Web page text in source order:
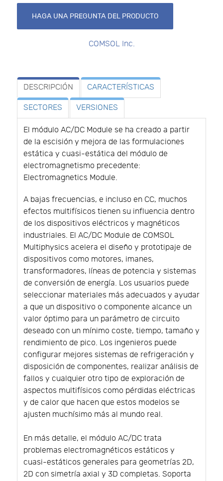
HAGA UNA PREGUNTA DEL PRODUCTO
COMSOL Inc.
DESCRIPCIÓN CARACTERÍSTICAS
SECTORES VERSIONES
El módulo AC/DC Module se ha creado a partir
de la escisión y mejora de las formulaciones
estática y cuasi-estática del módulo de
electromagnetismo precedente:
Electromagnetics Module.
A bajas frecuencias, e incluso en CC, muchos
efectos multifísicos tienen su influencia dentro
de los dispositivos eléctricos y magnéticos
industriales. El AC/DC Module de COMSOL
Multiphysics acelera el diseño y prototipaje de
dispositivos como motores, imanes,
transformadores, líneas de potencia y sistemas
de conversión de energía. Los usuarios puede
seleccionar materiales más adecuados y ayudar
a que un dispositivo o componente alcance un
valor óptimo para un parámetro de circuito
deseado con un mínimo coste, tiempo, tamaño y
rendimiento de pico. Los ingenieros puede
configurar mejores sistemas de refrigeración y
disposición de componentes, realizar análisis de
fallos y cualquier otro tipo de exploración de
aspectos multifísicos como pérdidas eléctricas
y de calor que hacen que estos modelos se
ajusten muchísimo más al mundo real.
En más detalle, el módulo AC/DC trata
problemas electromagnéticos estáticos y
cuasi-estáticos generales para geometrías 2D,
2D con simetría axial y 3D completas. Soporta